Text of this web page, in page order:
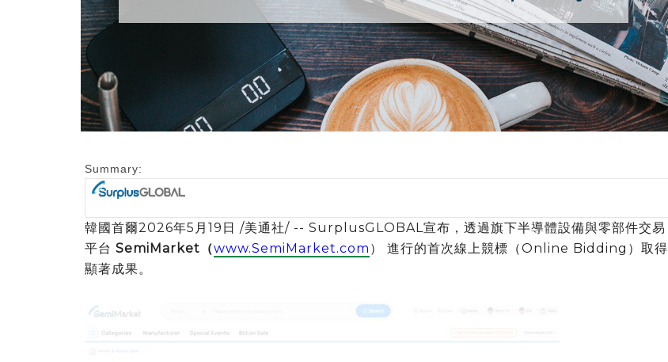
Summary:
韓國首爾2026年5月19日 /美通社/ -- SurplusGLOBAL宣布，透過旗下半導體設備與零部件交易
平台 SemiMarket（www.SemiMarket.com ） 進行的首次線上競標（Online Bidding）取得
顯著成果。